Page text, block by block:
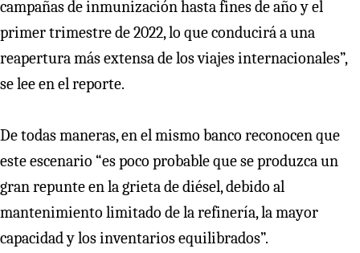
campañas de inmunización hasta fines de año y el
primer trimestre de 2022, lo que conducirá a una
reapertura más extensa de los viajes internacionales”,
se lee en el reporte.
De todas maneras, en el mismo banco reconocen que
este escenario “es poco probable que se produzca un
gran repunte en la grieta de diésel, debido al
mantenimiento limitado de la refinería, la mayor
capacidad y los inventarios equilibrados”.